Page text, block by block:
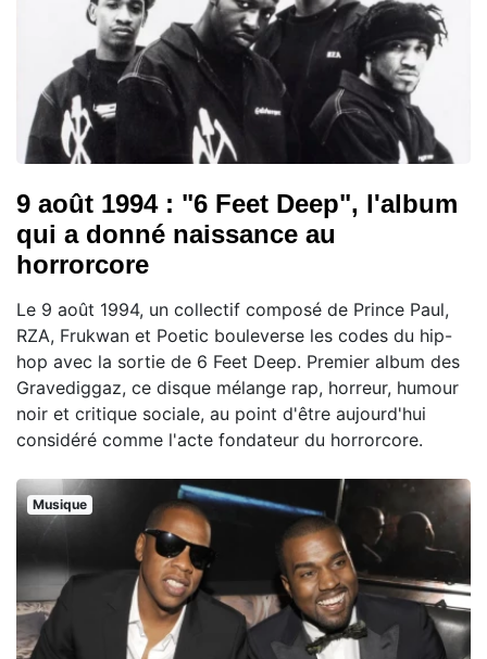
9 août 1994 : "6 Feet Deep", l'album
qui a donné naissance au
horrorcore
Le 9 août 1994, un collectif composé de Prince Paul,
RZA, Frukwan et Poetic bouleverse les codes du hip-
hop avec la sortie de 6 Feet Deep. Premier album des
Gravediggaz, ce disque mélange rap, horreur, humour
noir et critique sociale, au point d'être aujourd'hui
considéré comme l'acte fondateur du horrorcore.
Musique